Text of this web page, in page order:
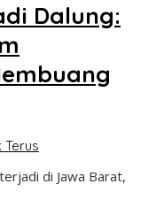
Dalung:
Terus
di Jawa Barat,